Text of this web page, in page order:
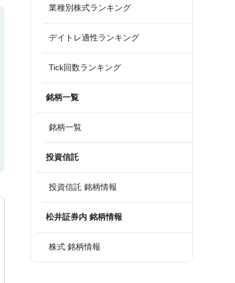
業種別株式ランキング
デイトレ適性ランキング
Tick回数ランキング
銘柄一覧
銘柄一覧
投資信託
投資信託 銘柄情報
松井証券内 銘柄情報
株式 銘柄情報